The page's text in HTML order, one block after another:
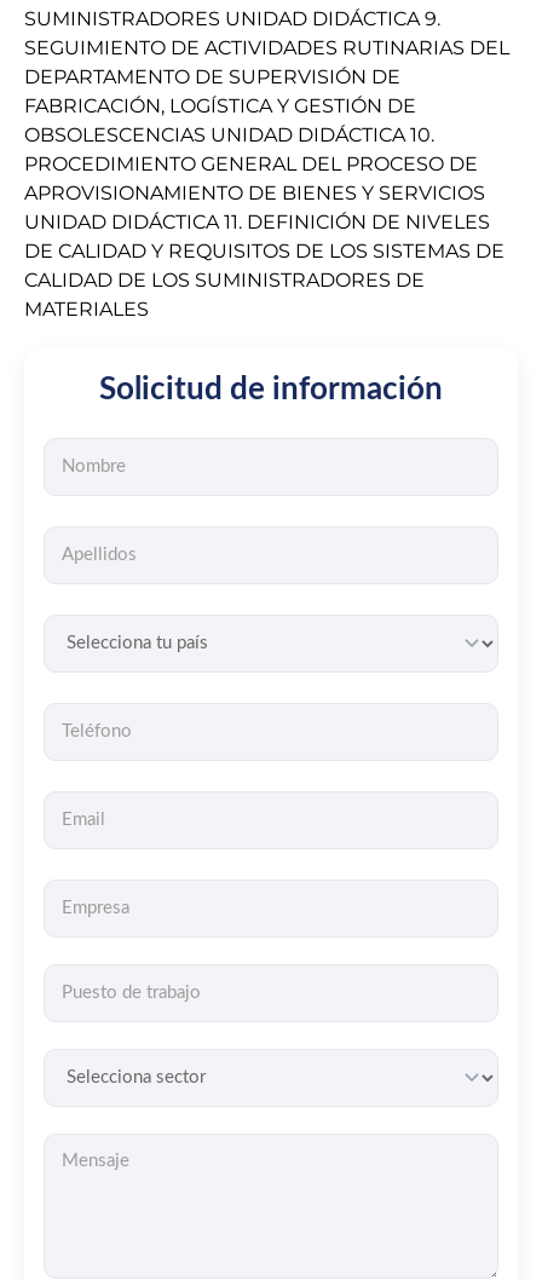
SUMINISTRADORES UNIDAD DIDÁCTICA 9.
SEGUIMIENTO DE ACTIVIDADES RUTINARIAS DEL
DEPARTAMENTO DE SUPERVISIÓN DE
FABRICACIÓN, LOGÍSTICA Y GESTIÓN DE
OBSOLESCENCIAS UNIDAD DIDÁCTICA 10.
PROCEDIMIENTO GENERAL DEL PROCESO DE
APROVISIONAMIENTO DE BIENES Y SERVICIOS
UNIDAD DIDÁCTICA 11. DEFINICIÓN DE NIVELES
DE CALIDAD Y REQUISITOS DE LOS SISTEMAS DE
CALIDAD DE LOS SUMINISTRADORES DE
MATERIALES
Solicitud de información